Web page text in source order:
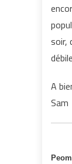
soir,
A
Sam